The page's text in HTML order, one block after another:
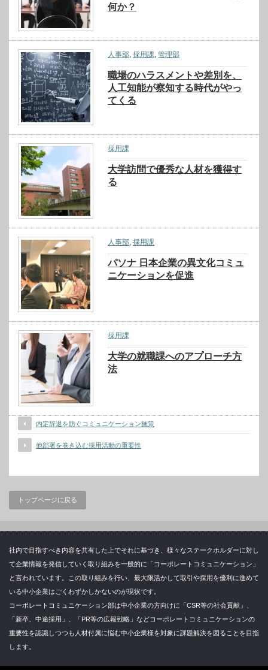
何か？
人事部,採用課,管理部
職場のハラスメントや差別を、
人工知能が察知する時代がやっ
てくる
採用課
大学訪問で優秀な人材を獲得す
る
人事部,採用課
パソナ 日本企業の異文化コミュ
ニケーションを促進
採用課
大学の就職課へのアプローチ方
法
内定辞退を防ぐコミュニケーション施策
他部署を巻き込む採用活動の重要性
トップページに戻る
社内で目指すべき内容を共有した上でそれに基づき、様々なステークホルダーに対し
て企業情報を発信していく取り組みを一般的に「コーポレートコミュニケーション」
と言われています。この取り組みを行い、最大限活かして取引や採用を優利に進めて
いる中小企業はごくわずかしかないのが現状です。
コーポレートコミュニケーション部は中小企業の方向けに「CSR等の社会貢献」、
「新卒、中途採用」、「PR等の広報戦略」などコーポレートコミュニケーションの
重要性を認識しつつも人材付属に悩む中小企業様を対象に課題解決を図ることを目指
します。